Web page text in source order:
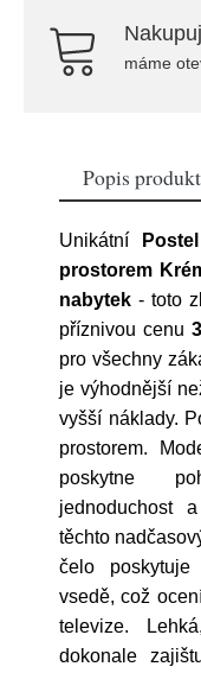
máme
Popis
Unikátní
prostorem
nabytek - toto
příznivou cenu
pro všechny
je výhodnější
vyšší náklady.
prostorem.
poskytne
jednoduchost
těchto
čelo
vsedě, což
televize.
dokonale